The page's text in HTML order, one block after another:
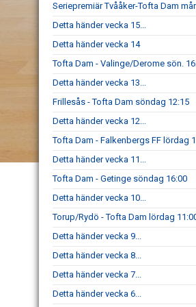
Seriepremiär Tvååker-Tofta Dam
Detta händer vecka 15...
Detta händer vecka 14
Tofta Dam - Valinge/Derome sön.
Detta händer vecka 13...
Frillesås - Tofta Dam söndag 12:15
Detta händer vecka 12...
Tofta Dam - Falkenbergs FF lördag
Detta händer vecka 11...
Tofta Dam - Getinge söndag 16:00
Detta händer vecka 10...
Torup/Rydö - Tofta Dam lördag
Detta händer vecka 9...
Detta händer vecka 8...
Detta händer vecka 7...
Detta händer vecka 6...